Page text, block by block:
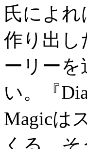
氏によれ
作り出し
ーリー
い。『
Magicは